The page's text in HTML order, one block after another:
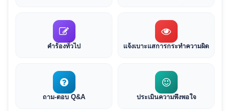
คำร้องทั่วไป แจ้งเบาะแสการกระทำความผิด
ถาม-ตอบ Q&A ประเมินความพึงพอใจ